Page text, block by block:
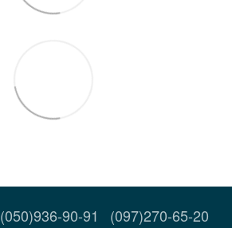
(050)936-90-91 (097)270-65-20